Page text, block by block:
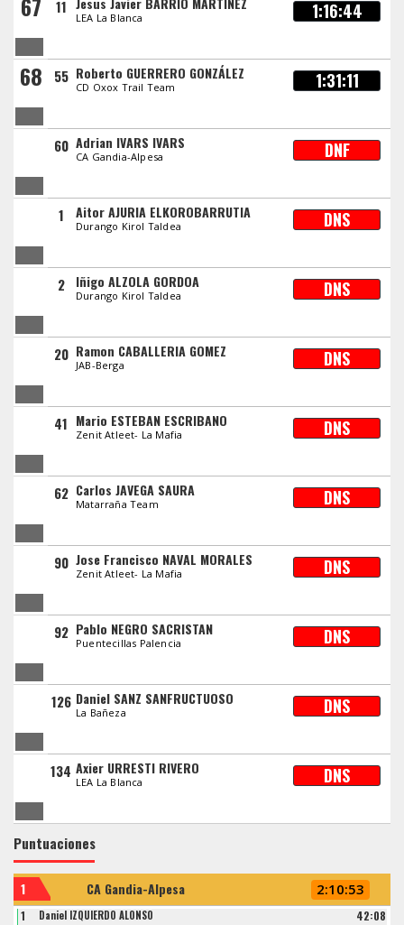
67 11
LEA La Blanca 1:16:44
68 55 Roberto GUERRERO GONZÁLEZ
CD Oxox Trail Team 1:31:11
60 Adrian IVARS IVARS
CA Gandia-Alpesa DNF
1 Aitor AJURIA ELKOROBARRUTIA
Durango Kirol Taldea DNS
2 Iñigo ALZOLA GORDOA
Durango Kirol Taldea DNS
20 Ramon CABALLERIA GOMEZ
JAB-Berga DNS
41 Mario ESTEBAN ESCRIBANO
Zenit Atleet- La Mafia DNS
62 Carlos JAVEGA SAURA
Matarraña Team DNS
90 Jose Francisco NAVAL MORALES
Zenit Atleet- La Mafia DNS
92 Pablo NEGRO SACRISTAN
Puentecillas Palencia DNS
126 Daniel SANZ SANFRUCTUOSO
La Bañeza DNS
134 Axier URRESTI RIVERO
LEA La Blanca DNS
Puntuaciones
1 CA Gandia-Alpesa 2:10:53
1 Daniel IZQUIERDO ALONSO
42:08